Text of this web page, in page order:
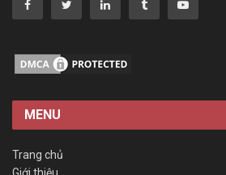
MENU
Trang chủ
Giới thiệu